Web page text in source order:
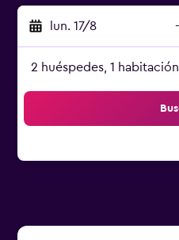
lun. 17/8 -
2 huéspedes, 1 habitación